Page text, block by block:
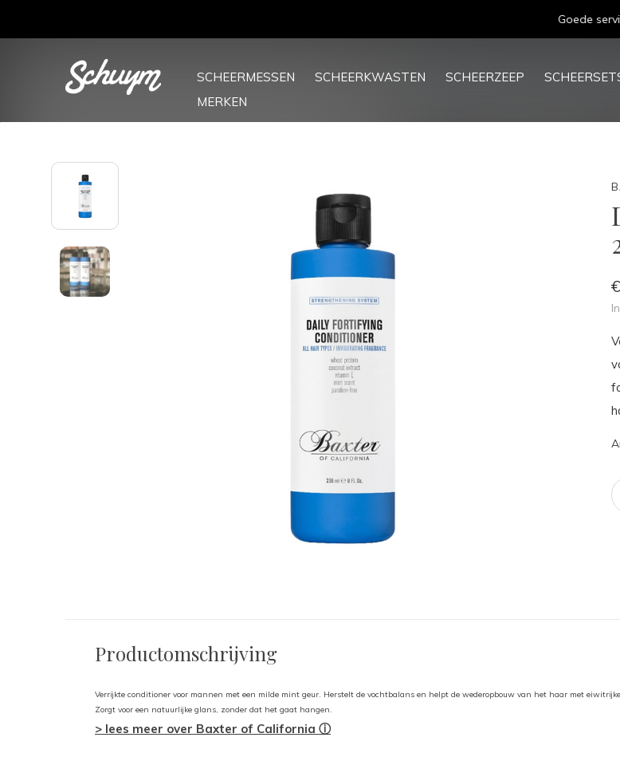
SCHEERMESSEN SCHEERKWASTEN SCHEERZEEP
MERKEN
Goede service - ★★★★★ - Sinds
Productomschrijving
Verrijkte conditioner voor mannen met een milde mint geur. Herstelt de vochtbalans en helpt de wederopbouw van het haar met
Zorgt voor een natuurlijke glans, zonder dat het gaat hangen.
> lees meer over Baxter of California ⓘ